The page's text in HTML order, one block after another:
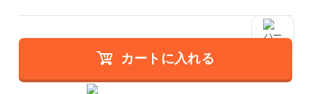
カートに入れる